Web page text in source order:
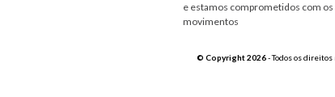
e estamos comprometidos com os
movimentos
© Copyright 2026- Todos os